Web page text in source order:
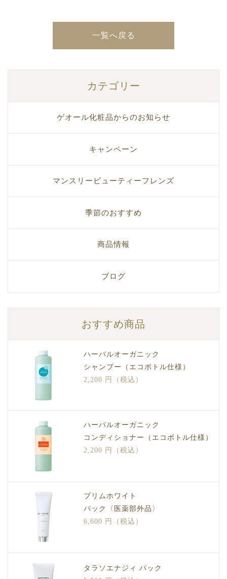
一覧へ戻る
カテゴリー
ゲオール化粧品からのお知らせ
キャンペーン
マンスリービューティーフレンズ
季節のおすすめ
商品情報
ブログ
おすすめ商品
ハーバルオーガニック
シャンプー（エコボトル仕様）
2,200 円（税込）
ハーバルオーガニック
コンディショナー（エコボトル仕様）
2,200 円（税込）
プリムホワイト
パック〈医薬部外品〉
6,600 円（税込）
タラソエナジィ パック